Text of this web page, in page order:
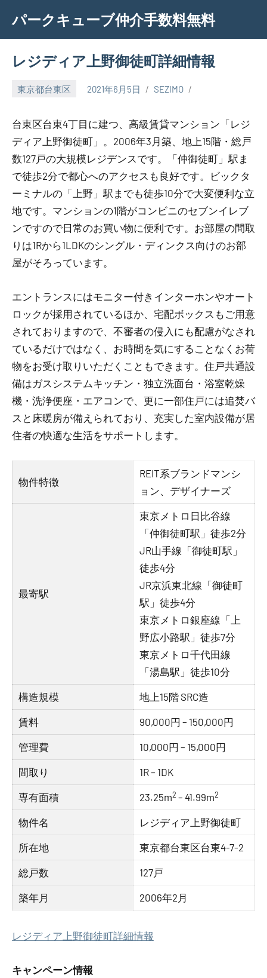
content
パークキューブ仲介手数料無料
レジディア上野御徒町詳細情報
東京都台東区 2021年6月5日 SEZIMO
台東区台東4丁目に建つ、高級賃貸マンション「レジ
ディア上野御徒町」。2006年3月築、地上15階・総戸
数127戸の大規模レジデンスです。「仲御徒町」駅ま
で徒歩2分で都心へのアクセスも良好です。ビックタ
ーミナルの「上野」駅までも徒歩10分で大変便利な立
地です。マンションの1階がコンビニのセブンイレブ
ンですので日常のお買い物に便利です。お部屋の間取
りは1Rから1LDKのシングル・ディンクス向けのお部
屋がそろっています。
エントランスにはモニター付きインターホンやオート
ロックが採用されているほか、宅配ボックスもご用意
されておりますので、不審者の侵入にも配慮がなされ
ているだけではなく、お時間を気にすることなくお荷
物をお受け取りいただくこともできます。住戸共通設
備はガスシステムキッチン・独立洗面台・浴室乾燥
機・洗浄便座・エアコンで、更に一部住戸には追焚バ
スと床暖房が備えられており、充実した室内設備が居
住者の快適な生活をサポートします。
物件特徴
REIT系ブランドマンシ
ョン、デザイナーズ
最寄駅
東京メトロ日比谷線
「仲御徒町駅」徒歩2分
JR山手線「御徒町駅」
徒歩4分
JR京浜東北線「御徒町
駅」徒歩4分
東京メトロ銀座線「上
野広小路駅」徒歩7分
東京メトロ千代田線
「湯島駅」徒歩10分
構造規模 地上15階 SRC造
賃料 90,000円 – 150,000円
管理費 10,000円 – 15,000円
間取り 1R – 1DK
専有面積 23.25m2 – 41.99m2
物件名 レジディア上野御徒町
所在地 東京都台東区台東4-7-2
総戸数 127戸
築年月 2006年2月
レジディア上野御徒町詳細情報
キャンペーン情報